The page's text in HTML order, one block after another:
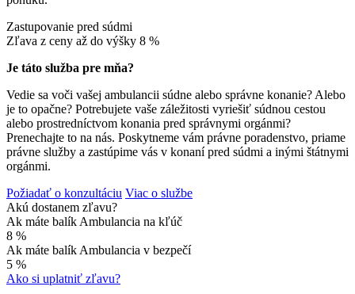
Zastupovanie pred súdmi
Zľava z ceny až do výšky 8 %
Je táto služba pre mňa?
Vedie sa voči vašej ambulancii súdne alebo správne konanie? Alebo
je to opačne? Potrebujete vaše záležitosti vyriešiť súdnou cestou
alebo prostredníctvom konania pred správnymi orgánmi?
Prenechajte to na nás. Poskytneme vám právne poradenstvo, priame
právne služby a zastúpime vás v konaní pred súdmi a inými štátnymi
orgánmi.
Požiadať o konzultáciu Viac o službe
Akú dostanem zľavu?
Ak máte balík Ambulancia na kľúč
8 %
Ak máte balík Ambulancia v bezpečí
5 %
Ako si uplatniť zľavu?